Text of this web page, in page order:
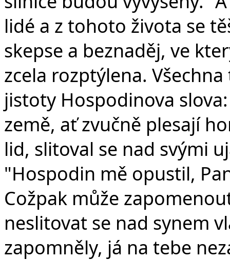
lidé a z tohoto života se
skepse a beznaděj, ve
zcela rozptýlena.
jistoty Hospodinova
země, ať zvučně plesají
lid, slitoval se nad svými
"Hospodin mě opustil,
Cožpak může
neslitovat se nad synem
zapomněly, já na tebe